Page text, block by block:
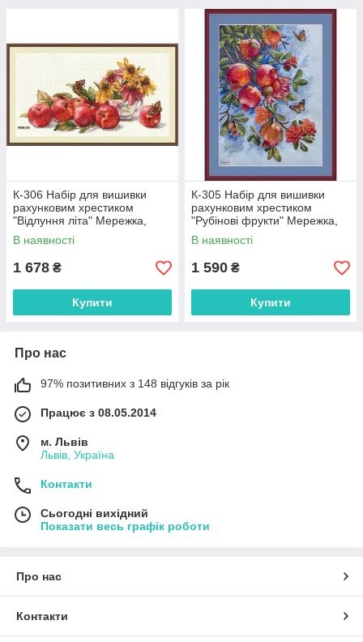
К-306 Набір для вишивки
рахунковим хрестиком
"Відлуння літа" Мережка,
32х17 см, Aida 16
В наявності
1 678 ₴
Купити
К-305 Набір для вишивки
рахунковим хрестиком
"Рубінові фрукти" Мережка,
25х36 см, Aida 16
В наявності
1 590 ₴
Купити
Про нас
97% позитивних з 148 відгуків за рік
Працює з 08.05.2014
м. Львів
Львів, Україна
Контакти
Сьогодні вихідний
Показати весь графік роботи
Про нас
Контакти